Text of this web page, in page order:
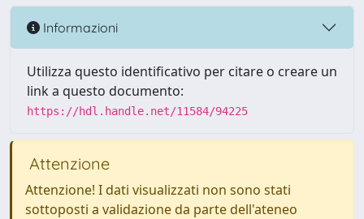
Informazioni
Utilizza questo identificativo per citare o creare un
link a questo documento:
https://hdl.handle.net/11584/94225
Attenzione
Attenzione! I dati visualizzati non sono stati
sottoposti a validazione da parte dell'ateneo